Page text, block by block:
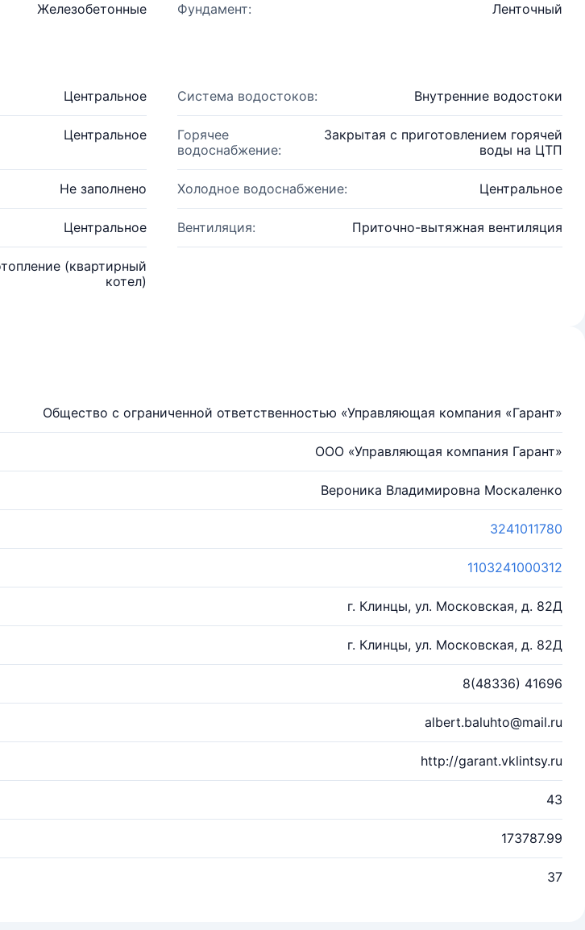
Железобетонные Фундамент: Ленточный
Центральное Система водостоков: Внутренние водостоки
Центральное
Горячее
водоснабжение:
Закрытая с приготовлением горячей
воды на ЦТП
Не заполнено Холодное водоснабжение: Центральное
Центральное Вентиляция: Приточно-вытяжная вентиляция
(квартирный
котел)
Общество с ограниченной ответственностью «Управляющая компания «Гарант»
ООО «Управляющая компания Гарант»
Вероника Владимировна Москаленко
3241011780
1103241000312
г. Клинцы, ул. Московская, д. 82Д
г. Клинцы, ул. Московская, д. 82Д
8(48336) 41696
albert.baluhto@mail.ru
http://garant.vklintsy.ru
43
173787.99
37